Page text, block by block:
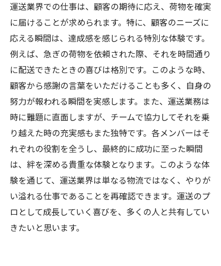
運送業界での仕事は、顧客の期待に応え、荷物を確実
に届けることが求められます。特に、顧客のニーズに
応える瞬間は、達成感を感じられる特別な体験です。
例えば、急ぎの荷物を依頼された際、それを時間通り
に配送できたときの喜びは格別です。このような時、
顧客から感謝の言葉をいただけることも多く、自身の
努力が報われる瞬間を実感します。また、運送業務は
時に難題に直面しますが、チームで協力してそれを乗
り越えた時の充実感もまた独特です。各メンバーはそ
れぞれの役割を全うし、最終的に成功に至った瞬間
は、絆を深める貴重な体験となります。このような体
験を通じて、運送業界は単なる物流ではなく、やりが
い溢れる仕事であることを再確認できます。運送のプ
ロとして成長していく喜びを、多くの人と共有してい
きたいと思います。